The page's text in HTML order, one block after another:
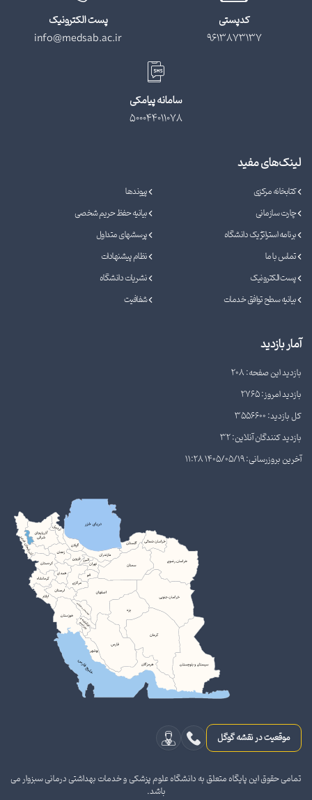
کدپستی
9613873137
پست الکترونیک
info@medsab.ac.ir
سامانه پیامکی
500044011078
لینک‌های مفید
کتابخانه مرکزی
پیوندها
چارت سازمانی
بیانیه حفظ حریم شخصی
برنامه استراتژیک دانشگاه
پرسشهای متداول
تماس با ما
نظام پیشنهادات
پست الکترونیک
نشریات دانشگاه
بیانیه سطح توافق خدمات
شفافیت
آمار بازدید
بازدید این صفحه: 208
بازدید امروز: 2765
کل بازدید: 3556600
بازدید کنندگان آنلاین: 32
آخرین بروزرسانی: 1405/05/19 11:28
موقعیت در نقشه گوگل
تمامی حقوق این پایگاه متعلق به دانشگاه علوم پزشکی و خدمات بهداشتی درمانی سبزوار می
باشد.